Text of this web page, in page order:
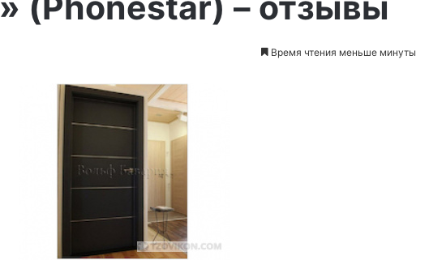
Время чтения меньше минуты